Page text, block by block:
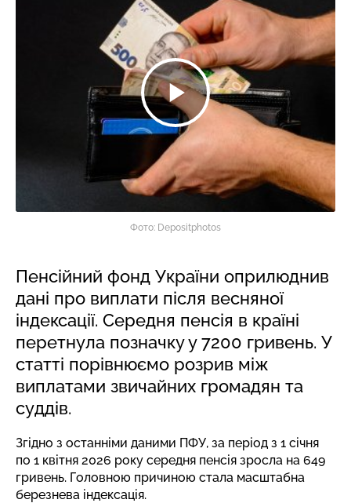
Фото: Depositphotos
Пенсійний фонд України оприлюднив
дані про виплати після весняної
індексації. Середня пенсія в країні
перетнула позначку у 7200 гривень. У
статті порівнюємо розрив між
виплатами звичайних громадян та
суддів.
Згідно з останніми даними ПФУ, за період з 1 січня
по 1 квітня 2026 року середня пенсія зросла на 649
гривень. Головною причиною стала масштабна
березнева індексація.